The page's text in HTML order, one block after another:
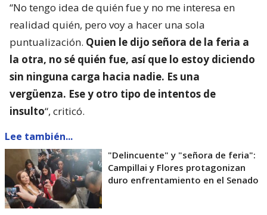
“No tengo idea de quién fue y no me interesa en
realidad quién, pero voy a hacer una sola
puntualización. Quien le dijo señora de la feria a
la otra, no sé quién fue, así que lo estoy diciendo
sin ninguna carga hacia nadie. Es una
vergüenza. Ese y otro tipo de intentos de
insulto“, criticó.
Lee también...
"Delincuente" y "señora de feria":
Campillai y Flores protagonizan
duro enfrentamiento en el Senado